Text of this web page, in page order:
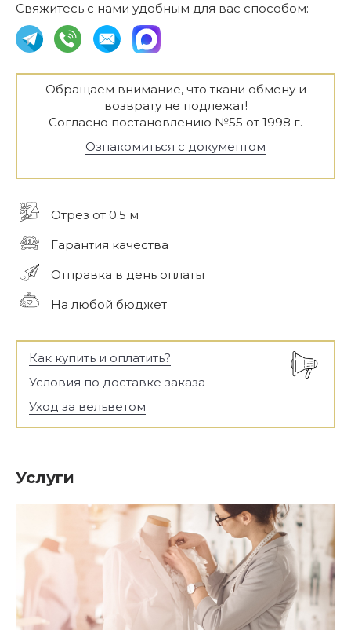
Свяжитесь с нами удобным для вас способом:
Обращаем внимание, что ткани обмену и
возврату не подлежат!
Согласно постановлению №55 от 1998 г.
Ознакомиться с документом
Отрез от 0.5 м
Гарантия качества
Отправка в день оплаты
На любой бюджет
Как купить и оплатить?
Условия по доставке заказа
Уход за вельветом
Услуги